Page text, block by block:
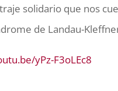
solidario que nos
de Landau-
yPz-F3oLEc8